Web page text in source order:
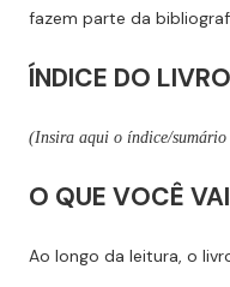
fazem parte da
ÍNDICE DO
(Insira aqui o índice/sumário
O QUE VOCÊ
Ao longo da leitura, o